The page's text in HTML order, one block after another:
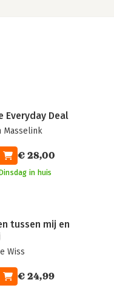
Everyday Deal
Masselink
€ 28,00
Dinsdag in huis
tussen mij en
Wiss
€ 24,99